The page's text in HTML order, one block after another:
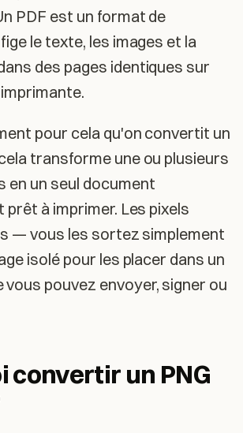
PDF est un format de
le texte, les images et la
des pages identiques sur
pour cela qu'on convertit un
cela transforme une ou plusieurs
en un seul document
prêt à imprimer. Les pixels
— vous les sortez simplement
isolé pour les placer dans un
vous pouvez envoyer, signer ou
convertir un PNG